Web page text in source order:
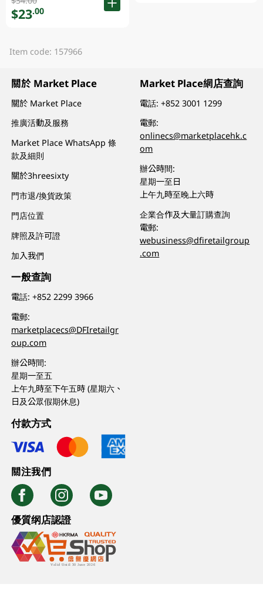
$23.00
Item code: 157966
關於 Market Place
關於 Market Place
推廣活動及服務
Market Place WhatsApp 條
款及細則
關於3hreesixty
門市退/換貨政策
門店位置
牌照及許可證
加入我們
一般查詢
電話:+852 2299 3966
電郵:
marketplacecs@DFIretailgr
oup.com
辦公時間:
星期一至五
上午九時至下午五時 (星期六、
日及公眾假期休息)
Market Place網店查詢
電話:+852 3001 1299
電郵:
onlinecs@marketplacehk.c
om
辦公時間:
星期一至日
上午九時至晚上六時
企業合作及大量訂購查詢
電郵:
webusiness@dfiretailgroup
.com
付款方式
關注我們
優質纲店認證